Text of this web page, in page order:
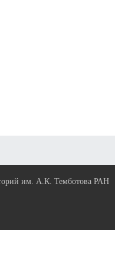
им. А.К. Темботова РАН